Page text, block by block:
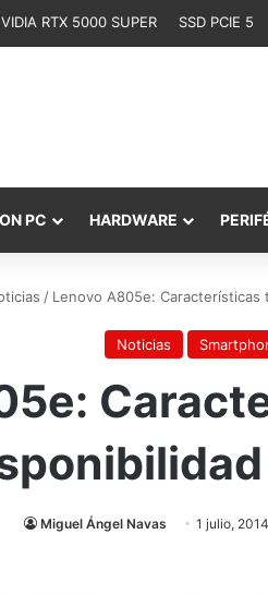
RTX 5000 SUPER SSD PCIE 5
PC HARDWARE
/ Lenovo A805e:
Noticias
Miguel Ángel Navas 1 julio, 2014